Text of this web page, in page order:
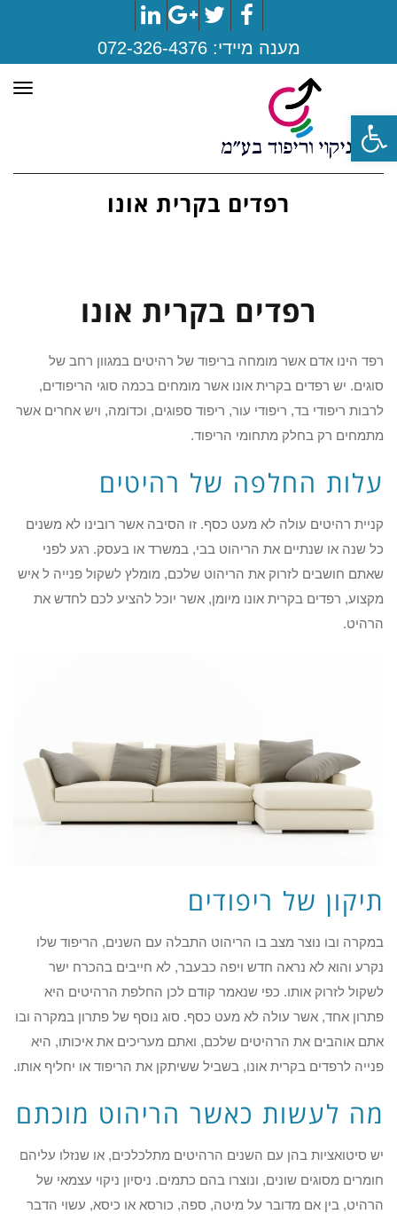
פתח סרגל נגישות
Facebook
Twitter
Google+
LinkedIn
מענה מיידי:072-326-4376
רפדים בקרית אונו
רפדים בקרית אונו
רפד הינו אדם אשר מומחה בריפוד של רהיטים במגוון רחב של
סוגים. יש רפדים בקרית אונו אשר מומחים בכמה סוגי הריפודים,
לרבות ריפודי בד, ריפודי עור, ריפוד ספוגים, וכדומה, ויש אחרים אשר
מתמחים רק בחלק מתחומי הריפוד.
עלות החלפה של רהיטים
קניית רהיטים עולה לא מעט כסף. זו הסיבה אשר רובינו לא משנים
כל שנה או שנתיים את הריהוט בבי, במשרד או בעסק. רגע לפני
שאתם חושבים לזרוק את הריהוט שלכם, מומלץ לשקול פנייה ל איש
מקצוע, רפדים בקרית אונו מיומן, אשר יוכל להציע לכם לחדש את
הרהיט.
תיקון של ריפודים
במקרה ובו נוצר מצב בו הריהוט התבלה עם השנים, הריפוד שלו
נקרע והוא לא נראה חדש ויפה כבעבר, לא חייבים בהכרח ישר
לשקול לזרוק אותו. כפי שנאמר קודם לכן החלפת הרהיטים היא
פתרון אחד, אשר עולה לא מעט כסף. סוג נוסף של פתרון במקרה ובו
אתם אוהבים את הרהיטים שלכם, ואתם מעריכים את איכותו, היא
פנייה לרפדים בקרית אונו, בשביל ששיתקן את הריפוד או יחליף אותו.
מה לעשות כאשר הריהוט מוכתם
יש סיטואציות בהן עם השנים הרהיטים מתלכלכים, או שנזלו עליהם
חומרים מסוגים שונים, ונוצרו בהם כתמים. ניסיון ניקוי עצמאי של
הרהיט, בין אם מדובר על מיטה, ספה, כורסא או כיסא, עשוי הדבר